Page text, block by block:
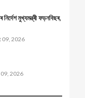
মুখ্যমন্ত্ৰী ফড়নবিছৰ,
09, 2026
2026